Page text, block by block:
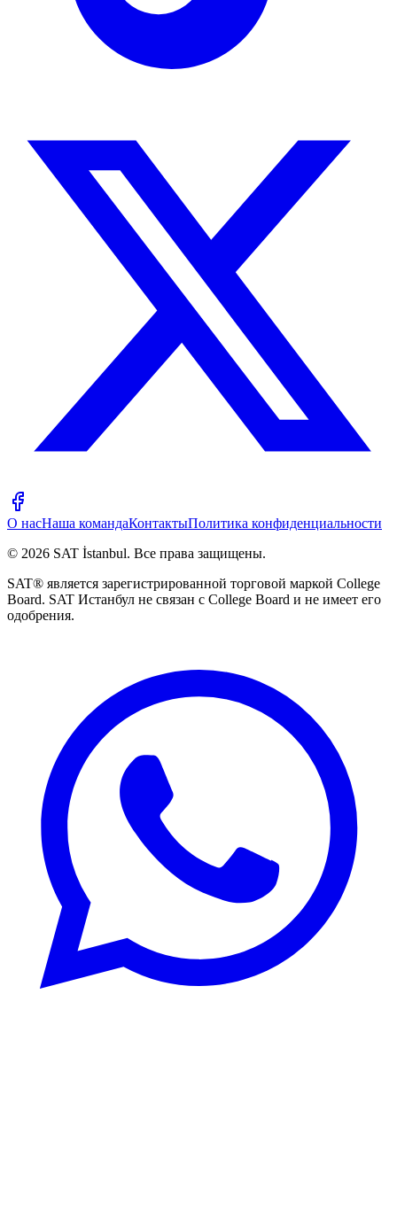
О насНаша командаКонтактыПолитика конфиденциальности
© 2026 SAT İstanbul. Все права защищены.
SAT® является зарегистрированной торговой маркой College
Board. SAT Истанбул не связан с College Board и не имеет его
одобрения.